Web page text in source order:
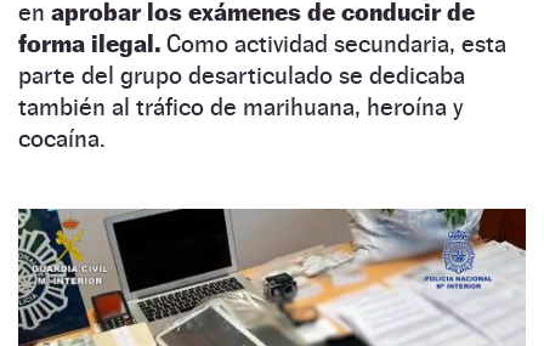
en aprobar los exámenes de conducir de
forma ilegal. Como actividad secundaria, esta
parte del grupo desarticulado se dedicaba
también al tráfico de marihuana, heroína y
cocaína.